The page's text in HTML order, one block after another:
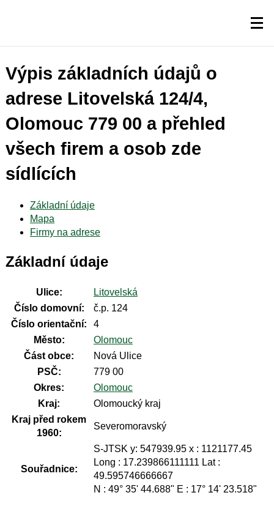
Výpis základních údajů o
adrese Litovelská 124/4,
Olomouc 779 00 a přehled
všech firem a osob zde
sídlících
Základní údaje
Mapa
Firmy na adrese
Základní údaje
Ulice:
Litovelská
Číslo domovní:
č.p. 124
Číslo orientační:
4
Město:
Olomouc
Část obce:
Nová Ulice
PSČ:
779 00
Okres:
Olomouc
Kraj:
Olomoucký kraj
Kraj před rokem
1960:
Severomoravský
Souřadnice:
S-JTSK y: 547939.95 x : 1121177.45
Long : 17.239866111111 Lat :
49.595746666667
N : 49° 35' 44.688" E : 17° 14' 23.518"